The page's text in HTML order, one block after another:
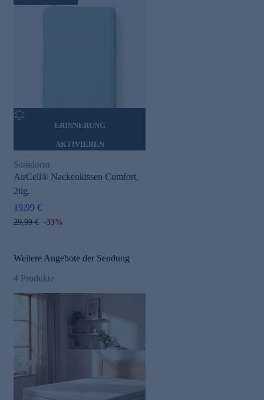
ERINNERUNG
AKTIVIEREN
Sanidorm
AirCell® Nackenkissen Comfort,
2tlg.
19,99 €
29,99 € -33%
Weitere Angebote der Sendung
4 Produkte